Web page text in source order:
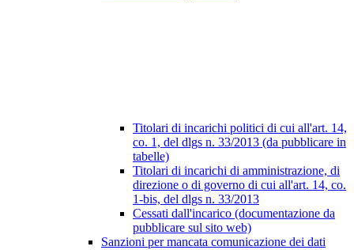
Titolari di incarichi politici di cui all'art. 14,
co. 1, del dlgs n. 33/2013 (da pubblicare in
tabelle)
Titolari di incarichi di amministrazione, di
direzione o di governo di cui all'art. 14, co.
1-bis, del dlgs n. 33/2013
Cessati dall'incarico (documentazione da
pubblicare sul sito web)
Sanzioni per mancata comunicazione dei dati